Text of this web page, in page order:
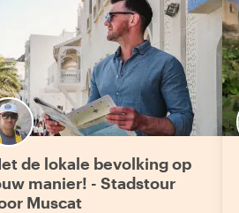
de lokale bevolking op
manier! - Stadstour
Muscat